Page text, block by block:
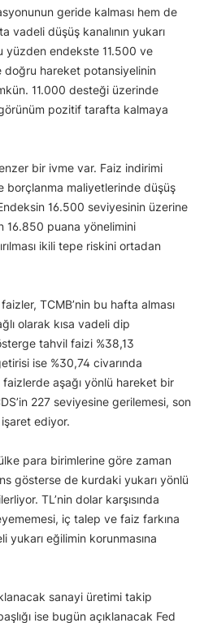
geride kalması hem de
vadeli düşüş kanalının yukarı
yüzden endekste 11.500 ve
doğru hareket potansiyelinin
11.000 desteği üzerinde
görünüm pozitif tarafta kalmaya
bir ivme var. Faiz indirimi
borçlanma maliyetlerinde düşüş
16.500 seviyesinin üzerine
16.850 puana yönelimini
ikili tepe riskini ortadan
TCMB’nin bu hafta alması
olarak kısa vadeli dip
tahvil faizi %38,13
ise %30,74 civarında
faizlerde aşağı yönlü hareket bir
227 seviyesine gerilemesi, son
ediyor.
para birimlerine göre zaman
gösterse de kurdaki yukarı yönlü
TL’nin dolar karşısında
iç talep ve faiz farkına
yukarı eğilimin korunmasına
sanayi üretimi takip
ise bugün açıklanacak Fed